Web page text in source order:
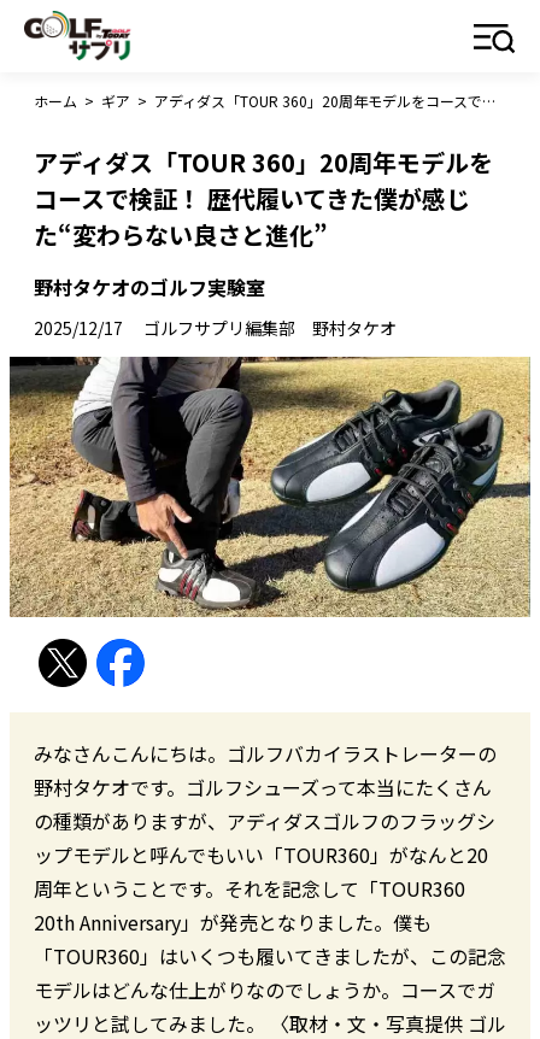
ホーム > ギア > アディダス「TOUR 360」20周年モデルをコースで検証！ 歴代履いてきた僕が感じた“変わらない良さと進化”
アディダス「TOUR 360」20周年モデルを
コースで検証！ 歴代履いてきた僕が感じ
た“変わらない良さと進化”
野村タケオのゴルフ実験室
2025/12/17 ゴルフサプリ編集部 野村タケオ
みなさんこんにちは。ゴルフバカイラストレーターの
野村タケオです。ゴルフシューズって本当にたくさん
の種類がありますが、アディダスゴルフのフラッグシ
ップモデルと呼んでもいい「TOUR360」がなんと20
周年ということです。それを記念して「TOUR360
20th Anniversary」が発売となりました。僕も
「TOUR360」はいくつも履いてきましたが、この記念
モデルはどんな仕上がりなのでしょうか。コースでガ
ッツリと試してみました。 〈取材・文・写真提供 ゴル